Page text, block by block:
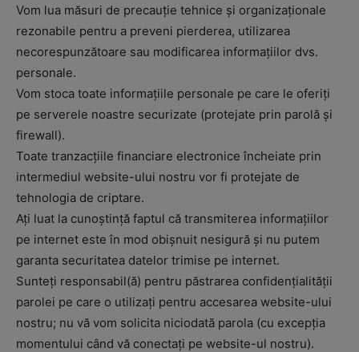
Vom lua măsuri de precauție tehnice și organizaționale
rezonabile pentru a preveni pierderea, utilizarea
necorespunzătoare sau modificarea informațiilor dvs.
personale.
Vom stoca toate informațiile personale pe care le oferiți
pe serverele noastre securizate (protejate prin parolă și
firewall).
Toate tranzacțiile financiare electronice încheiate prin
intermediul website-ului nostru vor fi protejate de
tehnologia de criptare.
Ați luat la cunoștință faptul că transmiterea informațiilor
pe internet este în mod obișnuit nesigură și nu putem
garanta securitatea datelor trimise pe internet.
Sunteți responsabil(ă) pentru păstrarea confidențialității
parolei pe care o utilizați pentru accesarea website-ului
nostru; nu vă vom solicita niciodată parola (cu excepția
momentului când vă conectați pe website-ul nostru).